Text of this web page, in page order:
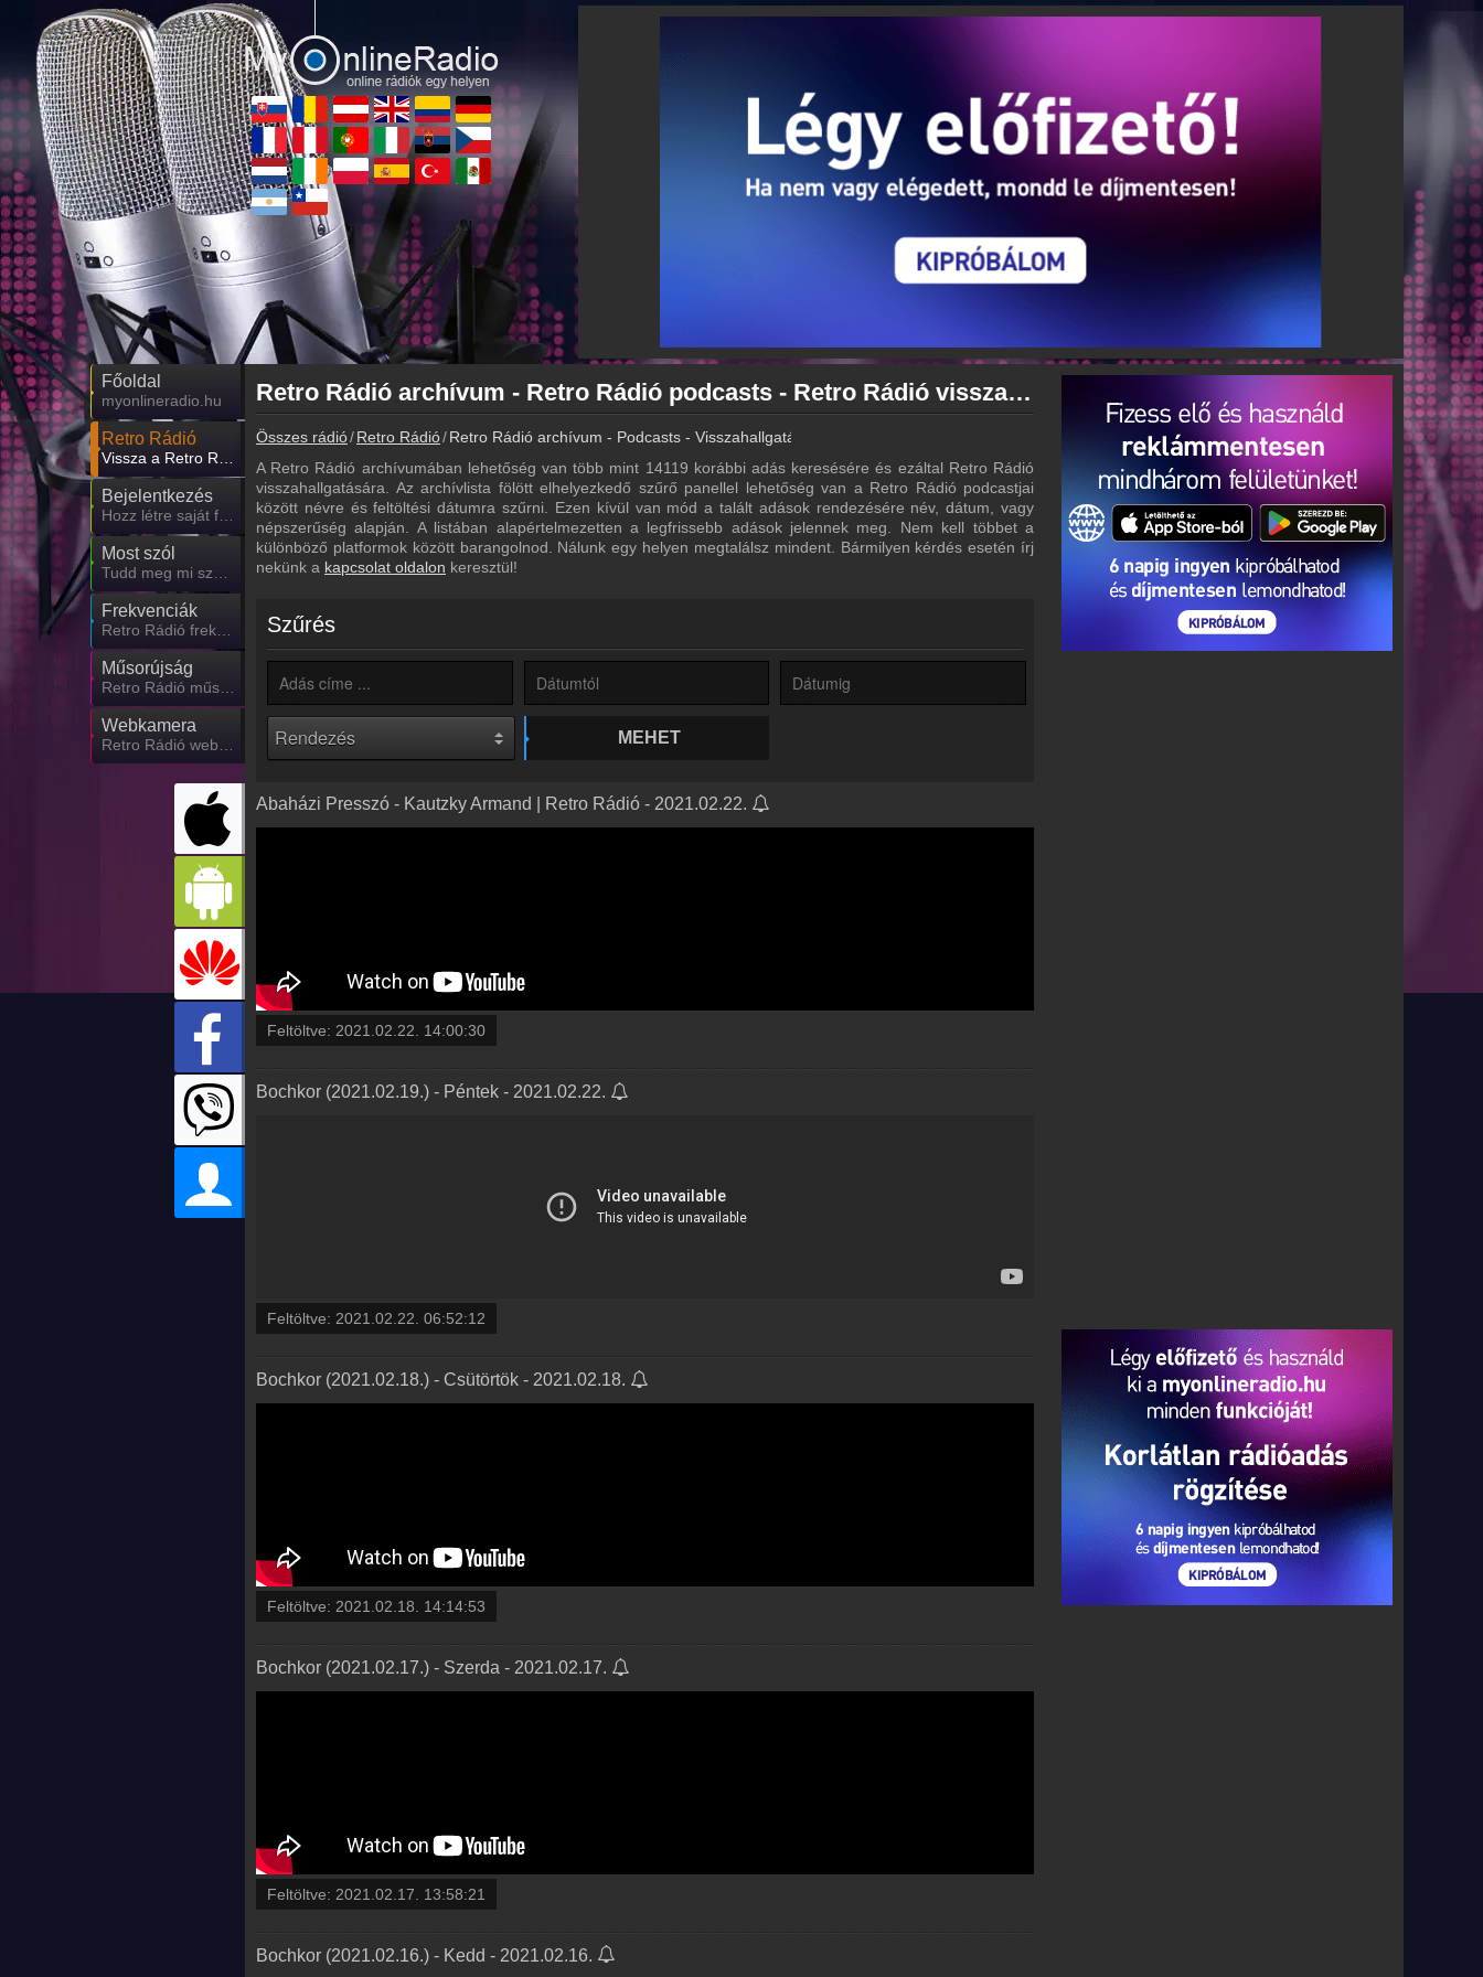
Főoldal
myonlineradio.hu
Retro Rádió
Vissza a Retro Rádió oldalára
Bejelentkezés
Hozz létre saját fiókot!
Most szól
Tudd meg mi szólt eddig
Frekvenciák
Retro Rádió frekvencia
Műsorújság
Retro Rádió műsorai
Webkamera
Retro Rádió webkamera, élőkép
Retro Rádió archívum - Retro Rádió podcasts - Retro Rádió visszahallgatás
Összes rádió Retro Rádió Retro Rádió archívum - Podcasts - Visszahallgatás
A Retro Rádió archívumában lehetőség van több mint 14119 korábbi adás keresésére és ezáltal Retro Rádió
visszahallgatására. Az archívlista fölött elhelyezkedő szűrő panellel lehetőség van a Retro Rádió podcastjai
között névre és feltöltési dátumra szűrni. Ezen kívül van mód a talált adások rendezésére név, dátum, vagy
népszerűség alapján. A listában alapértelmezetten a legfrissebb adások jelennek meg. Nem kell többet a
különböző platformok között barangolnod. Nálunk egy helyen megtalálsz mindent. Bármilyen kérdés esetén írj
nekünk a kapcsolat oldalon keresztül!
Szűrés
MEHET
Abaházi Presszó - Kautzky Armand | Retro Rádió - 2021.02.22.
Feltöltve: 2021.02.22. 14:00:30
Bochkor (2021.02.19.) - Péntek - 2021.02.22.
Feltöltve: 2021.02.22. 06:52:12
Bochkor (2021.02.18.) - Csütörtök - 2021.02.18.
Feltöltve: 2021.02.18. 14:14:53
Bochkor (2021.02.17.) - Szerda - 2021.02.17.
Feltöltve: 2021.02.17. 13:58:21
Bochkor (2021.02.16.) - Kedd - 2021.02.16.